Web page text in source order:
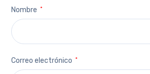
Nombre *
Correo electrónico *